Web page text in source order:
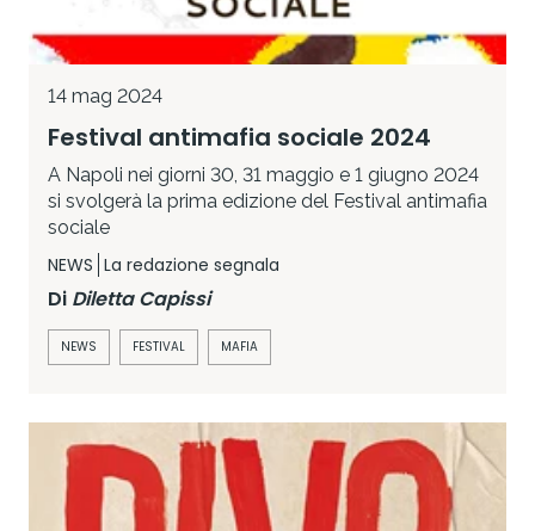
14 mag 2024
Festival antimafia sociale 2024
A Napoli nei giorni 30, 31 maggio e 1 giugno 2024
si svolgerà la prima edizione del Festival antimafia
sociale
NEWS La redazione segnala
Di Diletta Capissi
NEWS FESTIVAL MAFIA